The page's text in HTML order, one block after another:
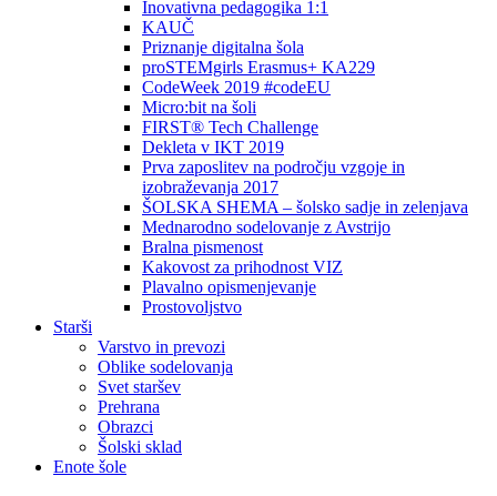
Inovativna pedagogika 1:1
KAUČ
Priznanje digitalna šola
proSTEMgirls Erasmus+ KA229
CodeWeek 2019 #codeEU
Micro:bit na šoli
FIRST® Tech Challenge
Dekleta v IKT 2019
Prva zaposlitev na področju vzgoje in
izobraževanja 2017
ŠOLSKA SHEMA – šolsko sadje in zelenjava
Mednarodno sodelovanje z Avstrijo
Bralna pismenost
Kakovost za prihodnost VIZ
Plavalno opismenjevanje
Prostovoljstvo
Starši
Varstvo in prevozi
Oblike sodelovanja
Svet staršev
Prehrana
Obrazci
Šolski sklad
Enote šole